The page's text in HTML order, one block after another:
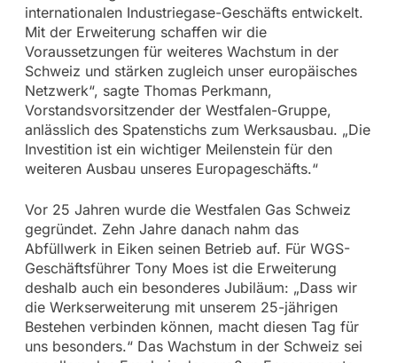
internationalen Industriegase-Geschäfts entwickelt.
Mit der Erweiterung schaffen wir die
Voraussetzungen für weiteres Wachstum in der
Schweiz und stärken zugleich unser europäisches
Netzwerk“, sagte Thomas Perkmann,
Vorstandsvorsitzender der Westfalen-Gruppe,
anlässlich des Spatenstichs zum Werksausbau. „Die
Investition ist ein wichtiger Meilenstein für den
weiteren Ausbau unseres Europageschäfts.“
Vor 25 Jahren wurde die Westfalen Gas Schweiz
gegründet. Zehn Jahre danach nahm das
Abfüllwerk in Eiken seinen Betrieb auf. Für WGS-
Geschäftsführer Tony Moes ist die Erweiterung
deshalb auch ein besonderes Jubiläum: „Dass wir
die Werkserweiterung mit unserem 25-jährigen
Bestehen verbinden können, macht diesen Tag für
uns besonders.“ Das Wachstum in der Schweiz sei